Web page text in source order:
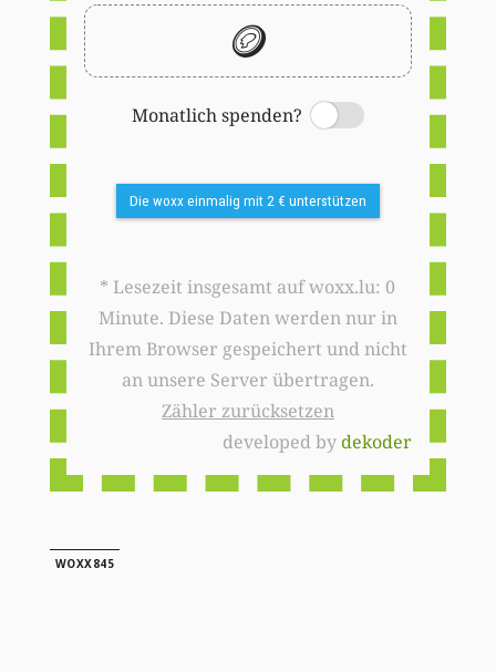
🪙
Monatlich spenden?
Switch
Die woxx einmalig mit 2 € unterstützen
* Lesezeit insgesamt auf woxx.lu: 0
Minute. Diese Daten werden nur in
Ihrem Browser gespeichert und nicht
an unsere Server übertragen.
Zähler zurücksetzen
developed bydekoder
WOXX845